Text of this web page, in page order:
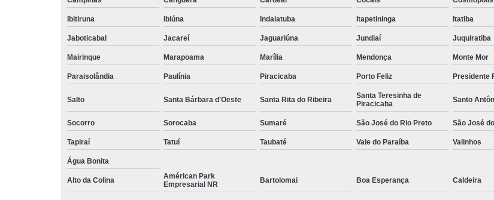
Ibitiruna Ibiúna Indaiatuba Itapetininga Itatiba
Jaboticabal Jacareí Jaguariúna Jundiaí Juquiratiba
Mairinque Marapoama Marília Mendonça Monte Mor
Paraisolândia Paulínia Piracicaba Porto Feliz Presidente
Salto Santa Bárbara d'Oeste Santa Rita do Ribeira
Santa Teresinha de
Piracicaba
Santo
Socorro Sorocaba Sumaré São José do Rio Preto São José
Tapiraí Tatuí Taubaté Vale do Paraíba Valinhos
Água Bonita
Alto da Colina
Américan Park
Empresarial NR
Bartolomai Boa Esperança Caldeira